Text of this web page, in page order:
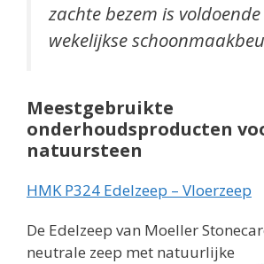
zachte bezem is
wekelijkse
Meestgebruikte
onderhoudsproducten
natuursteen
HMK P324 Edelzeep – Vloerzeep
De Edelzeep van Moeller
neutrale zeep met natuurlijke